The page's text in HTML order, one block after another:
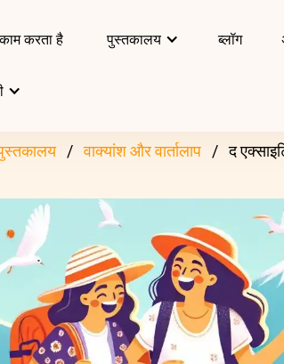
करता है पुस्तकालय ब्लॉग
वाक्यांश और वार्तालाप द